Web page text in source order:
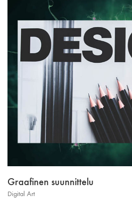
Graafinen suunnittelu
Digital Art